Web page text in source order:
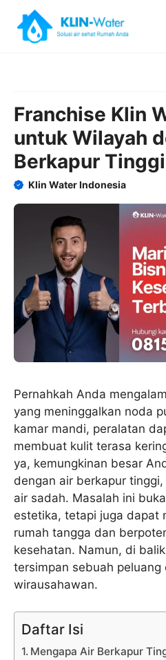
content
Franchise Klin
untuk Wilayah
Berkapur Tinggi
Klin Water Indonesia
Pernahkah Anda
yang meninggalkan noda
kamar mandi, peralatan
membuat kulit terasa
ya, kemungkinan besar
dengan air berkapur
air sadah. Masalah ini
estetika, tetapi juga dapat
rumah tangga dan
kesehatan. Namun, di
tersimpan sebuah peluang
wirausahawan.
Daftar Isi
Mengapa Air Berkapur